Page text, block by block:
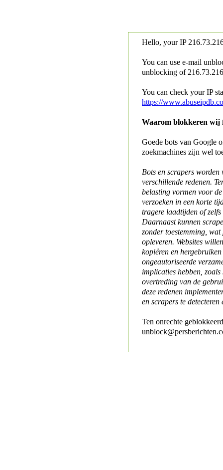
Hello, your IP
You can use e-mail
unblocking of
You can check your IP
https://
Waarom blokkeren wij
Goede bots van Google
zoekmachines zijn wel
Bots en scrapers worden
verschillende redenen.
belasting vormen voor
verzoeken in een korte
tragere laadtijden of
Daarnaast kunnen
zonder toestemming,
opleveren. Websites
kopiëren en
ongeautoriseerde
implicaties hebben,
overtreding van de
deze redenen
en scrapers te detecteren
Ten onrechte